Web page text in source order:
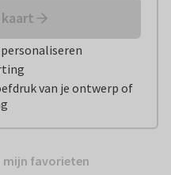
van je ontwerp of
mijn favorieten